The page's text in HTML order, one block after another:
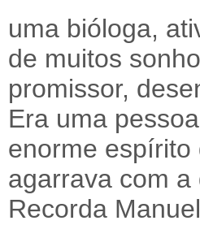
uma bióloga,
de muitos
promissor,
Era uma
enorme espírito
agarrava com a
Recorda